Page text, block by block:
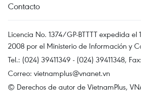
Contacto
Licencia No. 1374/GP-BTTTT expedida el
2008 por el Ministerio de Información y
Tel.: (024) 39411349 - (024) 39411348,
Correo: vietnamplus@vnanet.vn
© Derechos de autor de VietnamPlus,